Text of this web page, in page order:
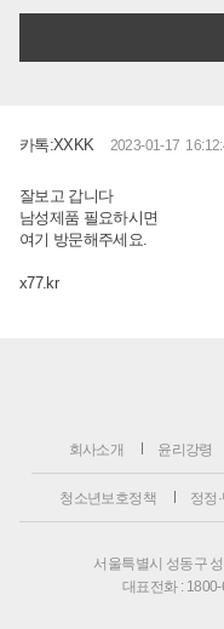
카톡:XXKK 2023-01-17
잘­보고 갑니­다
남­성­제­품 필요­하시­면
여­기 방문해­주세­요.
x77.kr
회사소개 윤리강령
청소년보호정책 정정
서울특별시 성동구
대표전화 :